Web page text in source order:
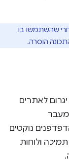
שהשתמשו בו
הוסרה.
לאתרים
מעבר
נוקטים
ולוחות